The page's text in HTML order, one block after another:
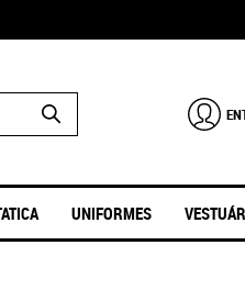
UNIFORMES